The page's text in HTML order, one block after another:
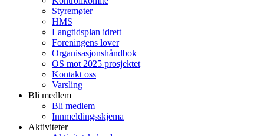
Styremøter
HMS
Langtidsplan idrett
Foreningens lover
Organisasjonshåndbok
OS mot 2025 prosjektet
Kontakt oss
Varsling
Bli medlem
Bli medlem
Innmeldingsskjema
Aktiviteter